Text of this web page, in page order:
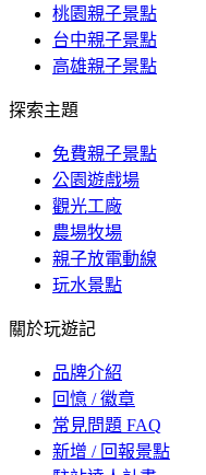
桃園親子景點
台中親子景點
高雄親子景點
探索主題
免費親子景點
公園遊戲場
觀光工廠
農場牧場
親子放電動線
玩水景點
關於玩遊記
品牌介紹
回憶 / 徽章
常見問題 FAQ
新增 / 回報景點